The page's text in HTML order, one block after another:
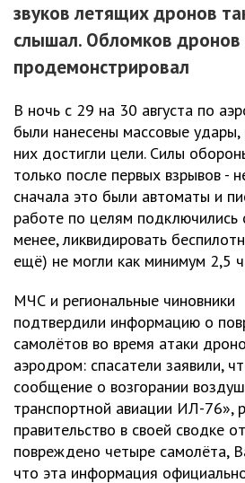
звуков летящих дронов
слышал. Обломков дронов
продемонстрировал
В ночь с 29 на 30 августа по
были нанесены массовые
них достигли цели. Силы
только после первых взрывов -
сначала это были автоматы и
работе по целям
менее, ликвидировать
ещё) не могли как минимум 2,5
МЧС и региональные чиновники
подтвердили информацию о
самолётов во время атаки
аэродром: спасатели заявили,
сообщение о возгорании
транспортной авиации ИЛ-76»,
правительство в своей сводке
повреждено четыре самолёта,
что эта информация